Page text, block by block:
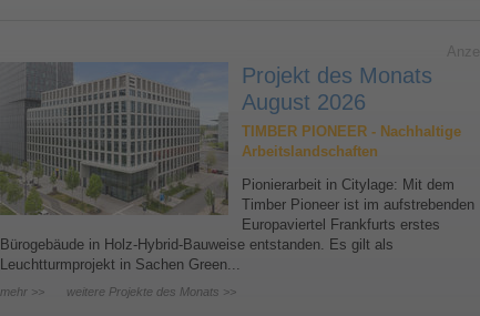
Projekt des Monats
August 2026
TIMBER PIONEER - Nachhaltige
Arbeitslandschaften
Pionierarbeit in Citylage: Mit dem
Timber Pioneer ist im aufstrebenden
Europaviertel Frankfurts erstes
Bürogebäude in Holz-Hybrid-Bauweise entstanden. Es gilt als
Leuchtturmprojekt in Sachen Green...
mehr >> weitere Projekte des Monats >>